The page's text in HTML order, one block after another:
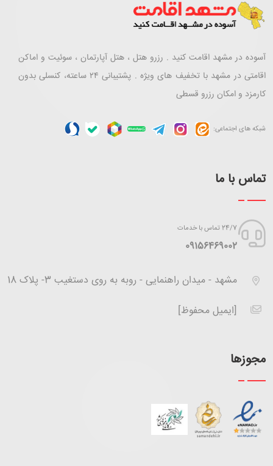
آسوده در مشهد اقامت کنید . رزرو هتل ، هتل آپارتمان ، سوئیت و اماکن
اقامتی در مشهد با تخفیف های ویژه . پشتیبانی ۲۴ ساعته، کنسلی بدون
کارمزد و امکان رزرو قسطی
شبکه های اجتماعی:
تماس با ما
24/7 تماس با خدمات
‪09156469002
مشهد - میدان راهنمایی - روبه به روی دستغیب 3- پلاک 18
[ایمیل محفوظ]
مجوزها